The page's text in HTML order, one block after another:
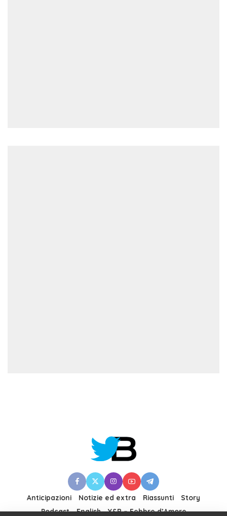
Anticipazioni Notizie ed extra Riassunti
Story
Podcast
English Y&R – Febbre d’Amore